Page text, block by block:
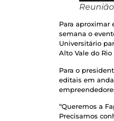
Para aproximar
semana o
Universitário
Alto Vale do
Para o
editais em
“Queremos a
Precisamos